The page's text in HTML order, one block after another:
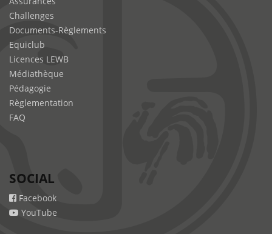
Challenges
Documents-Règlements
Equiclub
Licences LEWB
Médiathèque
Pédagogie
Règlementation
FAQ
SOCIAL
Facebook
YouTube